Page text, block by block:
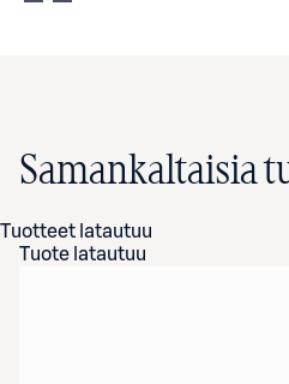
Samankaltaisia
Tuotteet latautuu
Tuote latautuu